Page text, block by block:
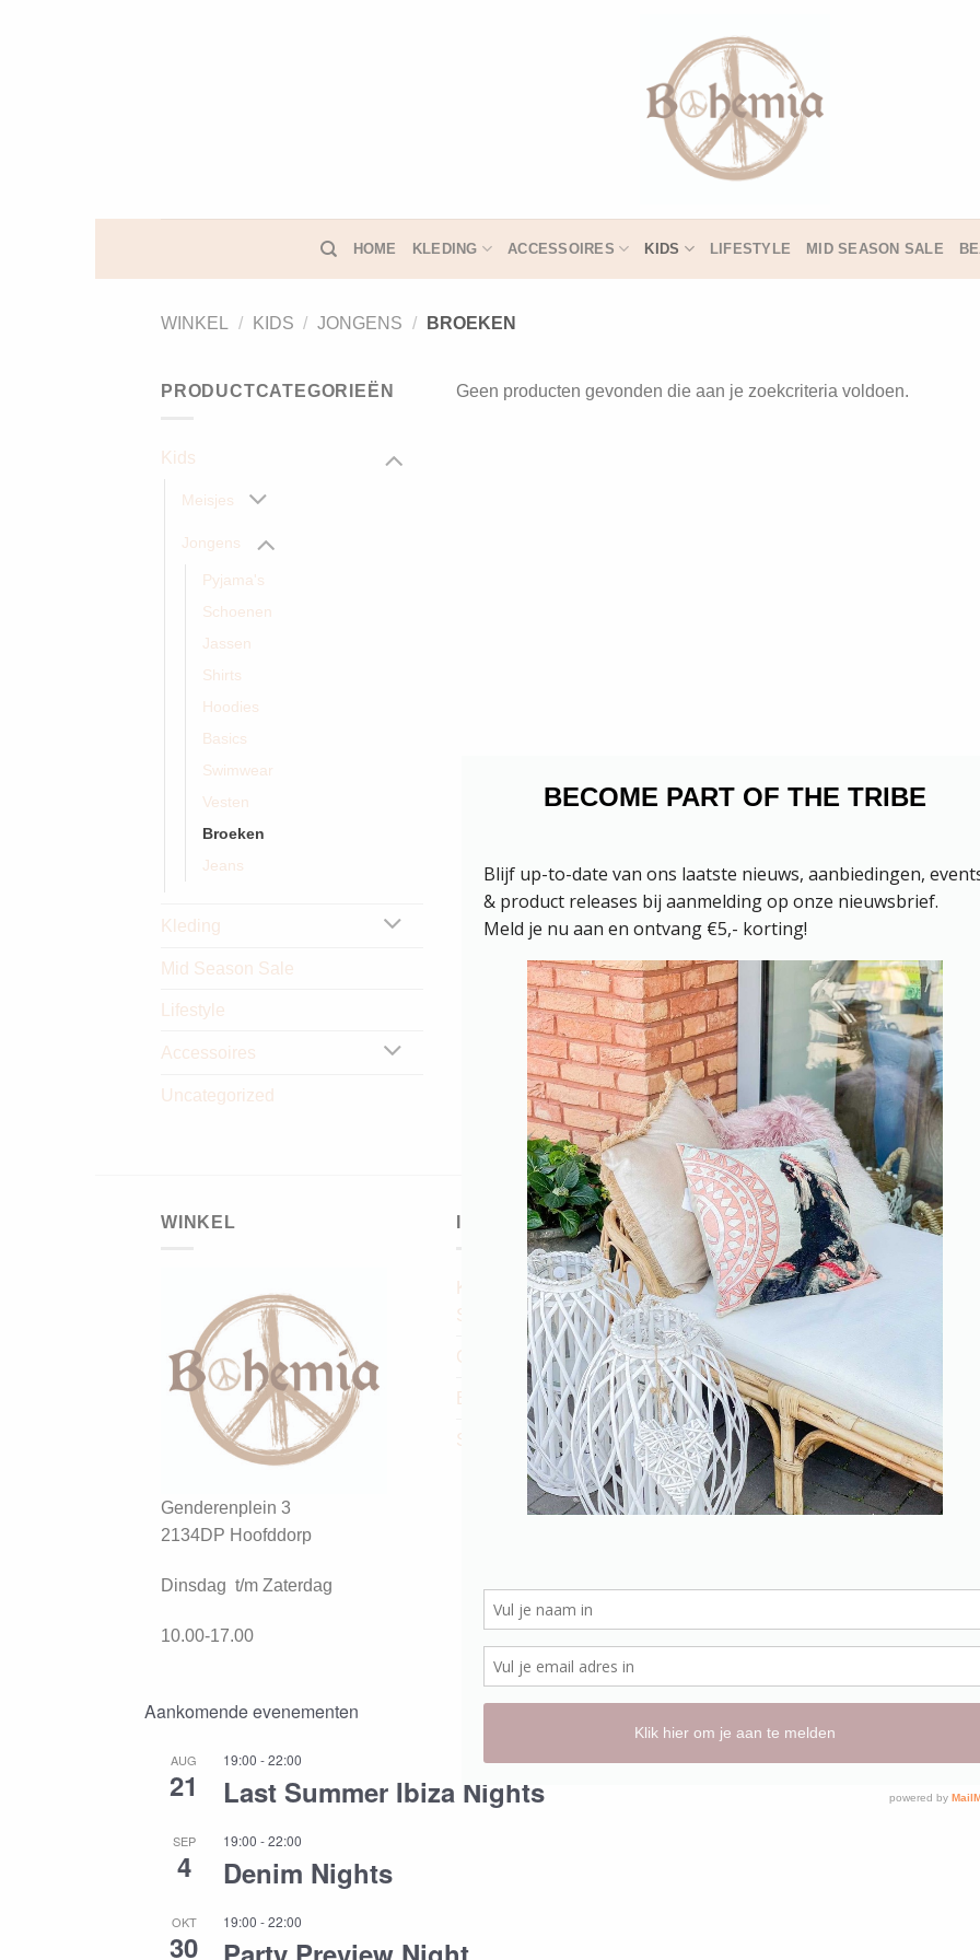
HOME KLEDING ACCESSOIRES KIDS LIFESTYLE MID SEASON SALE
WINKEL / KIDS / JONGENS / BROEKEN
PRODUCTCATEGORIEËN
Kids
Meisjes
Jongens
Pyjama's
Schoenen
Jassen
Shirts
Hoodies
Basics
Swimwear
Vesten
Broeken
Jeans
Kleding
Mid Season Sale
Lifestyle
Accessoires
Uncategorized
Geen producten gevonden die aan je zoekcriteria voldoen.
WINKEL
Genderenplein 3
2134DP Hoofddorp
Dinsdag t/m Zaterdag
10.00-17.00
INFORMATIE
Klantenservice | Customer
Service
Contact & FAQ
Bohemia Hotspots
Shoppen op Afspraak
JOIN US! & BECOME
OF THE TRIBE!
Naam
Email Adres
Aankomende evenementen
AUG
21
19:00 -22:00
Last Summer Ibiza Nights
SEP
4
19:00 -22:00
Denim Nights
OKT
30
19:00 -22:00